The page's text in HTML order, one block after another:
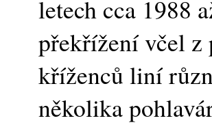
letech cca 1988
překřížení včel z
kříženců liní
několika